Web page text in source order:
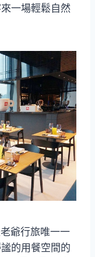
一場輕鬆自然
爺行旅唯一一
的用餐空間的